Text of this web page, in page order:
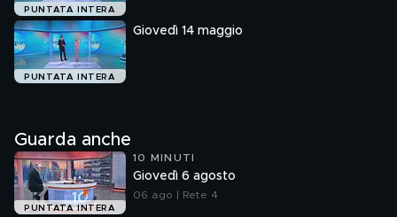
PUNTATA INTERA
PUNTATA INTERA
Giovedì 14 maggio
Guarda anche
PUNTATA INTERA
10 MINUTI
Giovedì 6 agosto
06 ago | Rete 4